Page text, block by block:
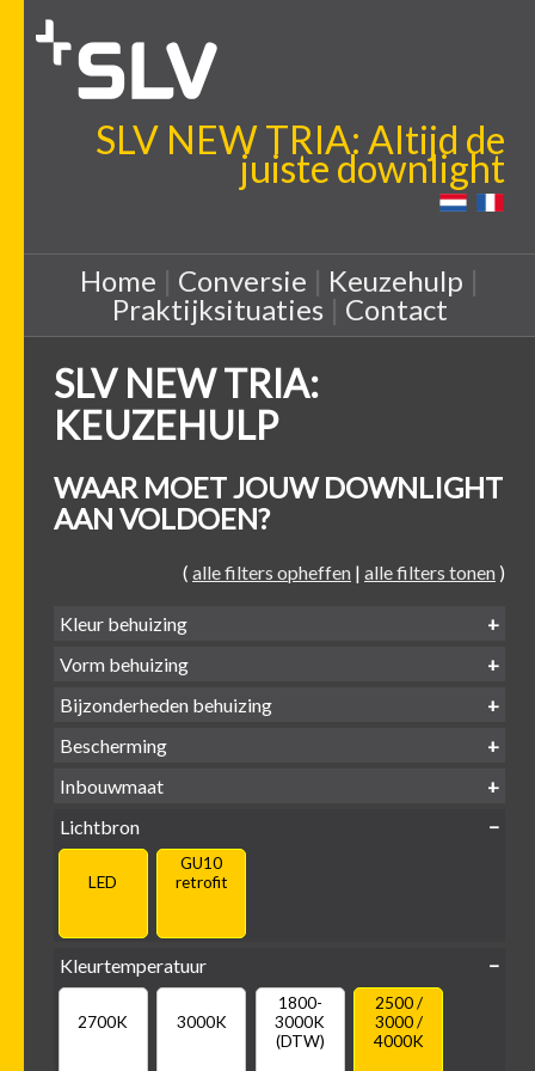
SLV NEW TRIA: Altijd de
juiste downlight
Home | Conversie | Keuzehulp |
Praktijksituaties| Contact
SLV NEW TRIA:
KEUZEHULP
WAAR MOET JOUW DOWNLIGHT
AAN VOLDOEN?
( alle filters opheffen | alle filters tonen )
Kleur behuizing
Zwart Wit
Vorm behuizing
Vierkant
Bijzonderheden behuizing
Bescherming
IP65 water-
Inbouwmaat
Ø
Lichtbron
LED
GU10
retrofit
Kleurtemperatuur
2700K 3000K
1800-
3000K
(DTW)
2500 /
3000 /
4000K